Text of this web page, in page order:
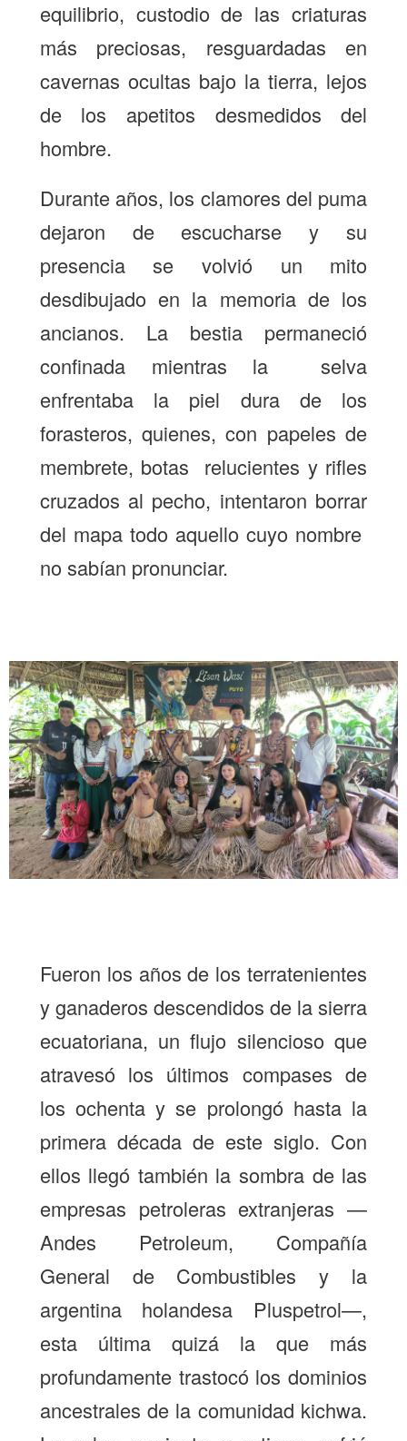
equilibrio, custodio de las criaturas
más preciosas, resguardadas en
cavernas ocultas bajo la tierra, lejos
de los apetitos desmedidos del
hombre.
Durante años, los clamores del puma
dejaron de escucharse y su
presencia se volvió un mito
desdibujado en la memoria de los
ancianos. La bestia permaneció
confinada mientras la selva
enfrentaba la piel dura de los
forasteros, quienes, con papeles de
membrete, botas relucientes y rifles
cruzados al pecho, intentaron borrar
del mapa todo aquello cuyo nombre
no sabían pronunciar.
Fueron los años de los terratenientes
y ganaderos descendidos de la sierra
ecuatoriana, un flujo silencioso que
atravesó los últimos compases de
los ochenta y se prolongó hasta la
primera década de este siglo. Con
ellos llegó también la sombra de las
empresas petroleras extranjeras —
Andes Petroleum, Compañía
General de Combustibles y la
argentina holandesa Pluspetrol—,
esta última quizá la que más
profundamente trastocó los dominios
ancestrales de la comunidad kichwa.